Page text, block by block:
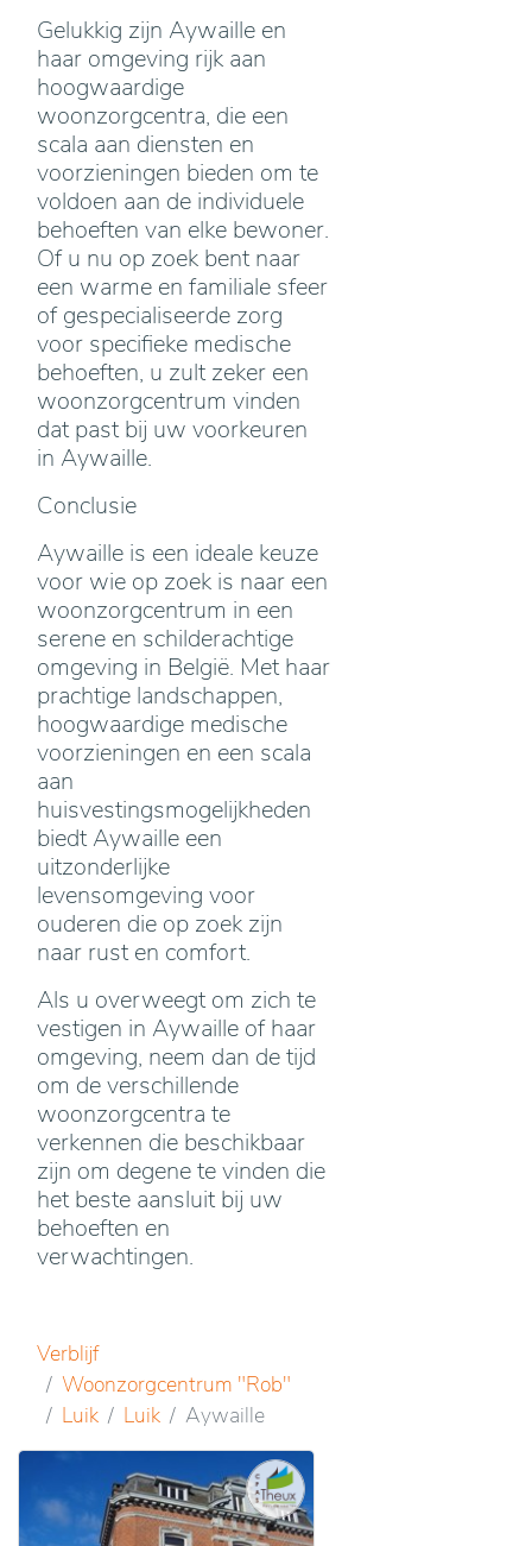
Gelukkig zijn Aywaille en
haar omgeving rijk aan
hoogwaardige
woonzorgcentra, die een
scala aan diensten en
voorzieningen bieden om te
voldoen aan de individuele
behoeften van elke bewoner.
Of u nu op zoek bent naar
een warme en familiale sfeer
of gespecialiseerde zorg
voor specifieke medische
behoeften, u zult zeker een
woonzorgcentrum vinden
dat past bij uw voorkeuren
in Aywaille.
Conclusie
Aywaille is een ideale keuze
voor wie op zoek is naar een
woonzorgcentrum in een
serene en schilderachtige
omgeving in België. Met haar
prachtige landschappen,
hoogwaardige medische
voorzieningen en een scala
aan
huisvestingsmogelijkheden
biedt Aywaille een
uitzonderlijke
levensomgeving voor
ouderen die op zoek zijn
naar rust en comfort.
Als u overweegt om zich te
vestigen in Aywaille of haar
omgeving, neem dan de tijd
om de verschillende
woonzorgcentra te
verkennen die beschikbaar
zijn om degene te vinden die
het beste aansluit bij uw
behoeften en
verwachtingen.
Verblijf
Woonzorgcentrum "Rob"
Luik
Luik Aywaille